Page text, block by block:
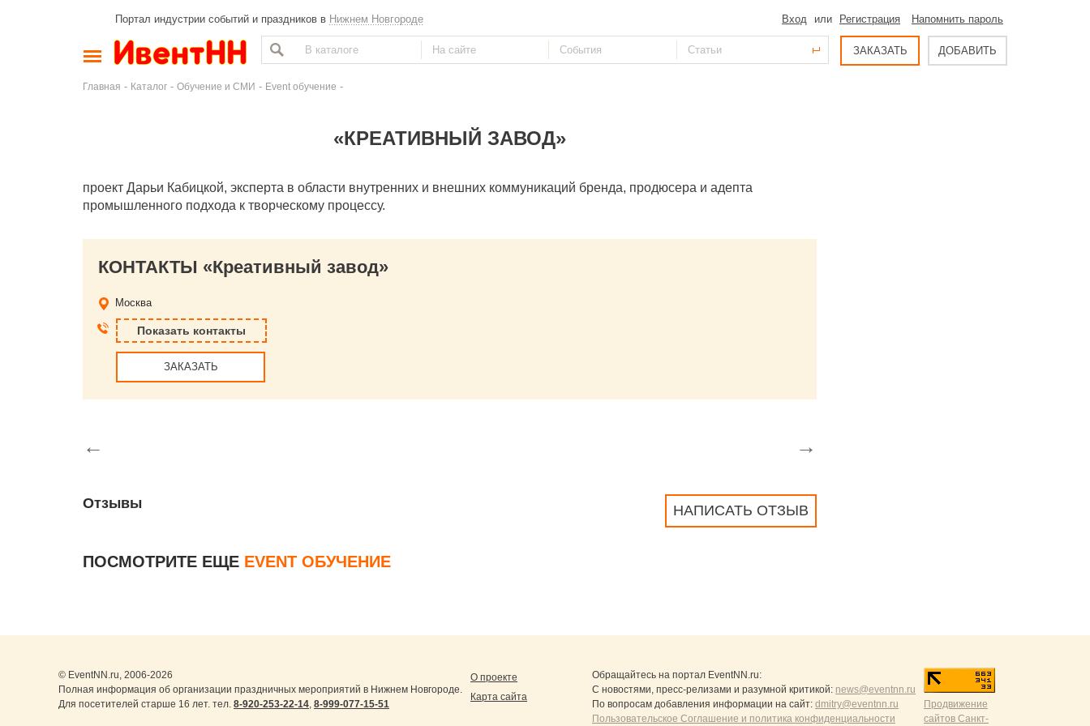
Портал индустрии событий и праздников в Нижнем Новгороде Вход или Регистрация Напомнить пароль
ЗАКАЗАТЬ ДОБАВИТЬ
Главная - Каталог - Обучение и СМИ - Event обучение -
«КРЕАТИВНЫЙ ЗАВОД»
проект Дарьи Кабицкой, эксперта в области внутренних и внешних коммуникаций бренда, продюсера и адепта
промышленного подхода к творческому процессу.
КОНТАКТЫ «Креативный завод»
Москва
Показать контакты
ЗАКАЗАТЬ
← →
НАПИСАТЬ ОТЗЫВ
Отзывы
ПОСМОТРИТЕ ЕЩЕ EVENT ОБУЧЕНИЕ
© EventNN.ru, 2006-2026
Полная информация об организации праздничных мероприятий в Нижнем Новгороде.
Для посетителей старше 16 лет. тел. 8-920-253-22-14, 8-999-077-15-51
О проекте
Карта сайта
Обращайтесь на портал EventNN.ru:
С новостями, пресс-релизами и разумной критикой: news@eventnn.ru
По вопросам добавления информации на сайт: dmitry@eventnn.ru
Пользовательское Соглашение и политика конфиденциальности
Продвижение
сайтов Санкт-